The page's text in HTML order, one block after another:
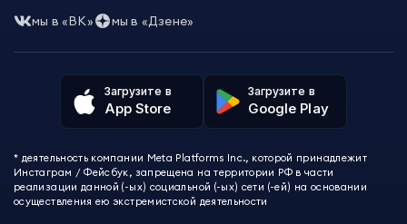
Загрузите в
App Store
Загрузите в
Google Play
* деятельность компании Meta Platforms Inc., которой принадлежит
Инстаграм / Фейсбук, запрещена на территории РФ в части
реализации данной (-ых) социальной (-ых) сети (-ей) на основании
осуществления ею экстремистской деятельности
Skillfactory
Talentsy
ProductStar
Бруноям
EDPRO
Level One
Маркетинг
Аналитика
Другие профессии
Красота и здоровье
Для детей и подростков
Психология
Часто задаваемые вопросы
Пользовательское соглашение
Политика обработки данных
Избранные курсы
Акции и скидки
О проекте
Контакты
мы в «ВК» мы в «Дзене»